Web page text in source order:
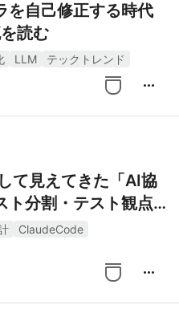
を自己修正する時代
読む
LLM テックトレンド
more_horiz
て見えてきた「AI協
ト分割・テスト観点
ClaudeCode
more_horiz